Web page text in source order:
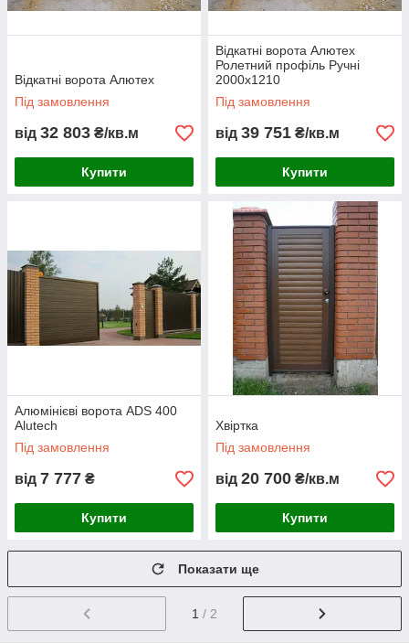
Відкатні ворота Алютех
Під замовлення
від 32 803 ₴/кв.м
Купити
Відкатні ворота Алютех
Ролетний профіль Ручні
2000х1210
Під замовлення
від 39 751 ₴/кв.м
Купити
Алюмінієві ворота ADS 400
Alutech
Під замовлення
від 7 777 ₴
Купити
Хвіртка
Під замовлення
від 20 700 ₴/кв.м
Купити
Показати ще
1 / 2